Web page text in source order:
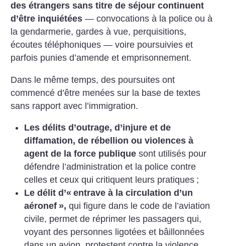
des étrangers sans titre de séjour continuent
d’être inquiétées — convocations à la police ou à
la gendarmerie, gardes à vue, perquisitions,
écoutes téléphoniques — voire poursuivies et
parfois punies d’amende et emprisonnement.
Dans le même temps, des poursuites ont
commencé d’être menées sur la base de textes
sans rapport avec l’immigration.
Les délits d’outrage, d’injure et de
diffamation, de rébellion ou violences à
agent de la force publiquesont utilisés pour
défendre l’administration et la police contre
celles et ceux qui critiquent leurs pratiques ;
Le délit d’« entrave à la circulation d’un
aéronef », qui figure dans le code de l’aviation
civile, permet de réprimer les passagers qui,
voyant des personnes ligotées et bâillonnées